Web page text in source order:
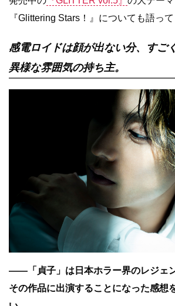
『Glittering Stars！』についても語って
感電ロイドは顔が出ない分、すご
異様な雰囲気の持ち主。
――「貞子」は日本ホラー界のレジェ
その作品に出演することになった感想